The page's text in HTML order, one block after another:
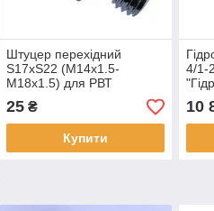
Штуцер перехідний
S17хS22 (M14х1.5-
M18х1.5) для РВТ
25₴
Купити
4/1-
10